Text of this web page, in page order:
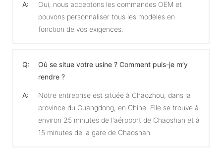
A:
Oui, nous acceptons les commandes OEM et
pouvons personnaliser tous les modèles en
fonction de vos exigences.
Q:
Où se situe votre usine ? Comment puis-je m’y
rendre ?
A:
Notre entreprise est située à Chaozhou, dans la
province du Guangdong, en Chine. Elle se trouve à
environ 25 minutes de l'aéroport de Chaoshan et à
15 minutes de la gare de Chaoshan.